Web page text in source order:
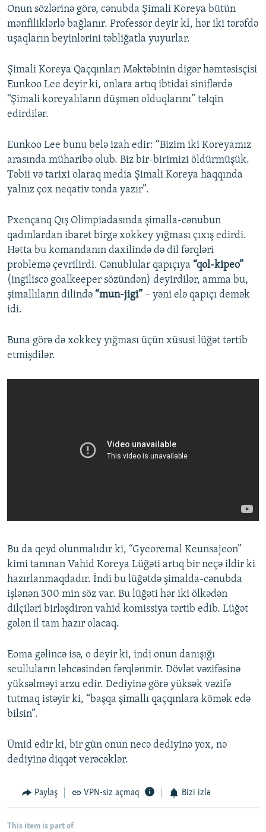
Onun sözlərinə görə, cənubda Şimali Koreya bütün
mənfiliklərlə bağlanır. Professor deyir kİ, hər iki tərəfdə
uşaqların beyinlərini təbliğatla yuyurlar.
Şimali Koreya Qaçqınları Məktəbinin digər həmtəsisçisi
Eunkoo Lee deyir ki, onlara artıq ibtidai siniflərdə
“Şimali koreyalıların düşmən olduqlarını” təlqin
edirdilər.
Eunkoo Lee bunu belə izah edir: “Bizim iki Koreyamız
arasında müharibə olub. Biz bir-birimizi öldürmüşük.
Təbii və tarixi olaraq media Şimali Koreya haqqında
yalnız çox neqativ tonda yazır”.
Pxençanq Qış Olimpiadasında şimalla-cənubun
qadınlardan ibarət birgə xokkey yığması çıxış edirdi.
Hətta bu komandanın daxilində də dil fərqləri
problemə çevrilirdi. Cənublular qapıçıya “qol-kipeo”
(ingiliscə goalkeeper sözündən) deyirdilər, amma bu,
şimallıların dilində “mun-jigi” – yəni elə qapıçı demək
idi.
Buna görə də xokkey yığması üçün xüsusi lüğət tərtib
etmişdilər.
Bu da qeyd olunmalıdır ki, “Gyeoremal Keunsajeon”
kimi tanınan Vahid Koreya Lüğəti artıq bir neçə ildir ki
hazırlanmaqdadır. İndi bu lüğətdə şimalda-cənubda
işlənən 300 min söz var. Bu lüğəti hər iki ölkədən
dilçiləri birləşdirən vahid komissiya tərtib edib. Lüğət
gələn il tam hazır olacaq.
Eoma gəlincə isə, o deyir ki, indi onun danışığı
seulluların ləhcəsindən fərqlənmir. Dövlət vəzifəsinə
yüksəlməyi arzu edir. Dediyinə görə yüksək vəzifə
tutmaq istəyir ki, “başqa şimallı qaçqınlara kömək edə
bilsin”.
Ümid edir ki, bir gün onun necə dediyinə yox, nə
dediyinə diqqət verəcəklər.
Paylaş VPN-siz açmaq Bizi izlə
This item is part of